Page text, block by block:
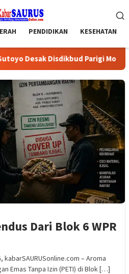
PENDIDIKAN KESEHATAN
Disdikbud Parigi Moutong
Dari Blok 6 WPR
kabarSAURUSonline.com – Aroma
Emas Tanpa Izin (PETI) di Blok […]